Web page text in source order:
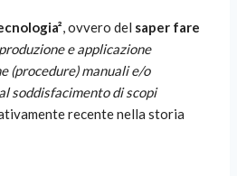
, ovvero del saper fare
e applicazione
(procedure) manuali e/o
soddisfacimento di scopi
recente nella storia